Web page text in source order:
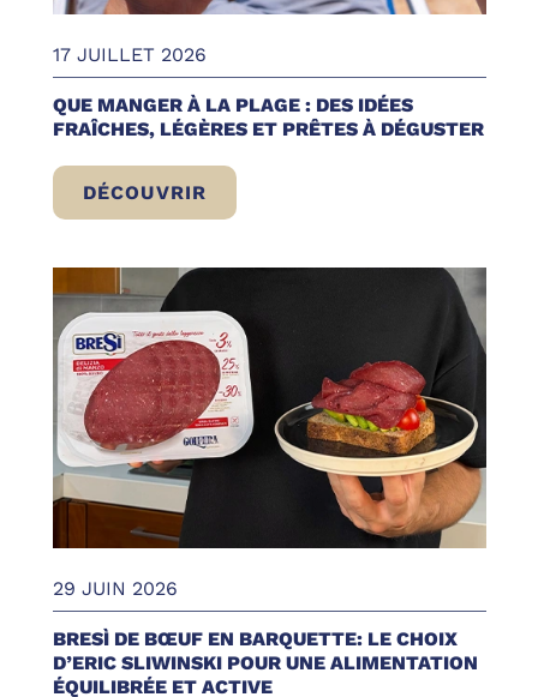
17 JUILLET 2026
QUE MANGER À LA PLAGE : DES IDÉES
FRAÎCHES, LÉGÈRES ET PRÊTES À DÉGUSTER
DÉCOUVRIR
QUE MANGER À LA PLAGE : DES IDÉES
29 JUIN 2026
BRESÌ DE BŒUF EN BARQUETTE: LE CHOIX
D’ERIC SLIWINSKI POUR UNE ALIMENTATION
ÉQUILIBRÉE ET ACTIVE